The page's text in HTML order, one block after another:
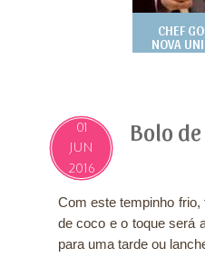
CHEF
NOVA
01
JUN
2016
Bolo
Com este tempinho
de coco e o toque será
para uma tarde ou